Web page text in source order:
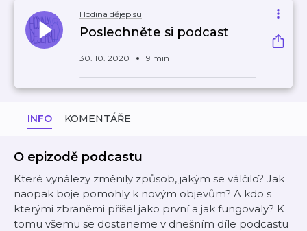
Hodina dějepisu
Poslechněte si podcast
30. 10. 2020 9 min
INFO KOMENTÁŘE
O epizodě podcastu
Které vynálezy změnily způsob, jakým se válčilo? Jak
naopak boje pomohly k novým objevům? A kdo s
kterými zbraněmi přišel jako první a jak fungovaly? K
tomu všemu se dostaneme v dnešním díle podcastu